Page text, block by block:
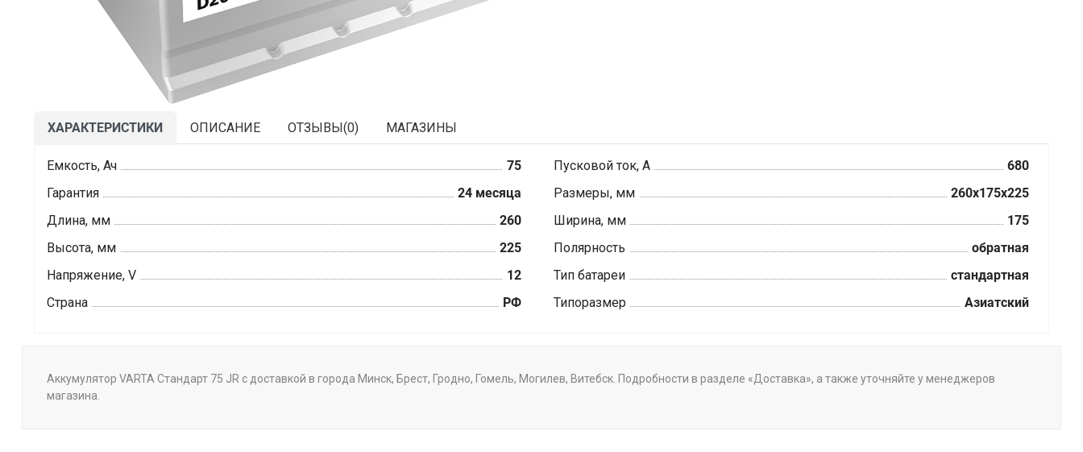
ХАРАКТЕРИСТИКИ ОПИСАНИЕ ОТЗЫВЫ(0) МАГАЗИНЫ
Емкость, Ач 75 Пусковой ток, А
680
Гарантия
24 месяца Размеры, мм
260x175x225
Длина, мм
260 Ширина, мм
175
Высота, мм
225 Полярность
обратная
Напряжение, V
12 Тип батареи
стандартная
Страна
РФ Типоразмер Азиатский
Аккумулятор VARTA Стандарт 75 JR с доставкой в города Минск, Брест, Гродно, Гомель, Могилев, Витебск. Подробности в разделе «Доставка», а также уточняйте у менеджеров
магазина.